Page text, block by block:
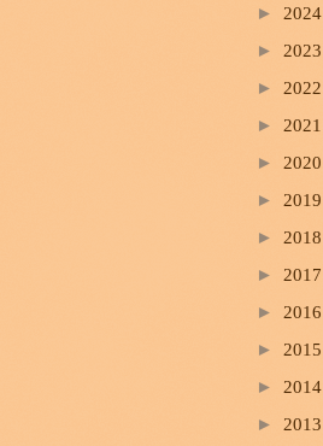
► 2024
► 2023
► 2022
► 2021
► 2020
► 2019
► 2018
► 2017
► 2016
► 2015
► 2014
► 2013